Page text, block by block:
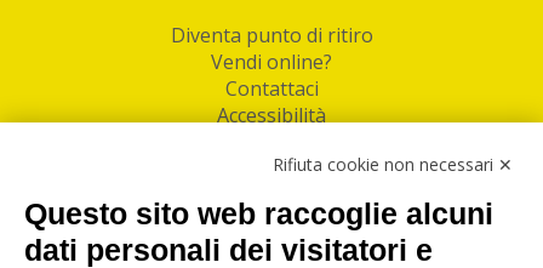
Diventa punto di ritiro
Vendi online?
Contattaci
Accessibilità
Facebook
Linkedin
Rifiuta cookie non necessari ✕
Questo sito web raccoglie alcuni
dati personali dei visitatori e